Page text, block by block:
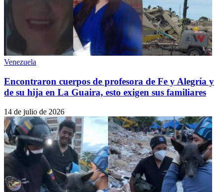
Venezuela
Encontraron cuerpos de profesora de Fe y Alegría y
de su hija en La Guaira, esto exigen sus familiares
14 de julio de 2026